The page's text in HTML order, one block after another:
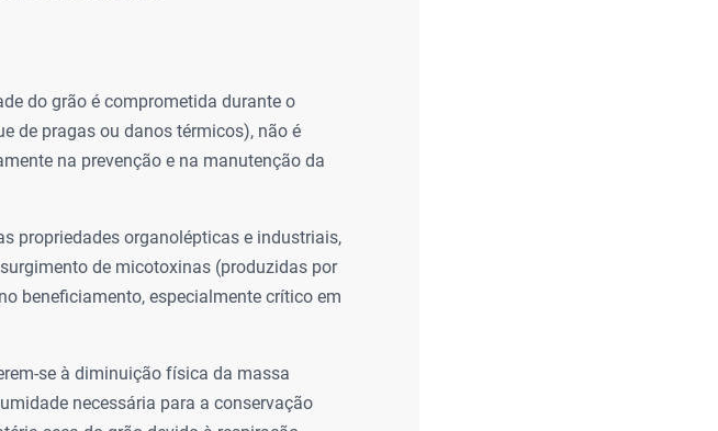
do grão é comprometida durante o
de pragas ou danos térmicos), não é
na prevenção e na manutenção da
propriedades organolépticas e industriais,
de micotoxinas (produzidas por
beneficiamento, especialmente crítico em
se à diminuição física da massa
necessária para a conservação